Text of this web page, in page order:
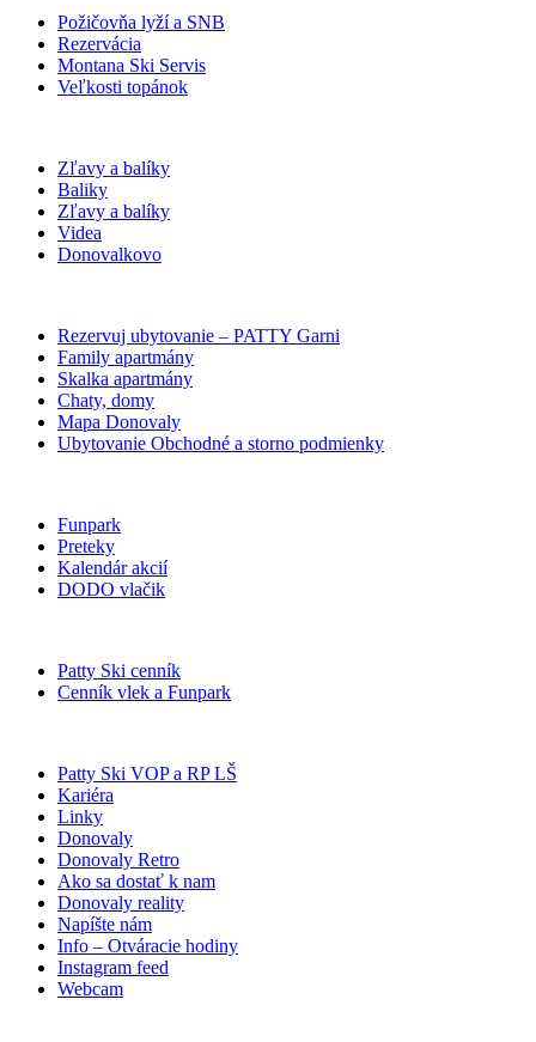
Požičovňa lyží a SNB
Rezervácia
Montana Ski Servis
Veľkosti topánok
Zľavy a balíky
Baliky
Zľavy a balíky
Videa
Donovalkovo
Rezervuj ubytovanie – PATTY Garni
Family apartmány
Skalka apartmány
Chaty, domy
Mapa Donovaly
Ubytovanie Obchodné a storno podmienky
Funpark
Preteky
Kalendár akcií
DODO vlačik
Patty Ski cenník
Cenník vlek a Funpark
Patty Ski VOP a RP LŠ
Kariéra
Linky
Donovaly
Donovaly Retro
Ako sa dostať k nam
Donovaly reality
Napíšte nám
Info – Otváracie hodiny
Instagram feed
Webcam